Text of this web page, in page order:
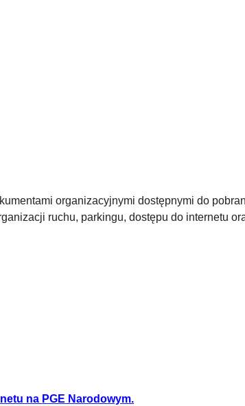
organizacyjnymi dostępnymi do
ruchu, parkingu, dostępu do internetu
na PGE Narodowym.